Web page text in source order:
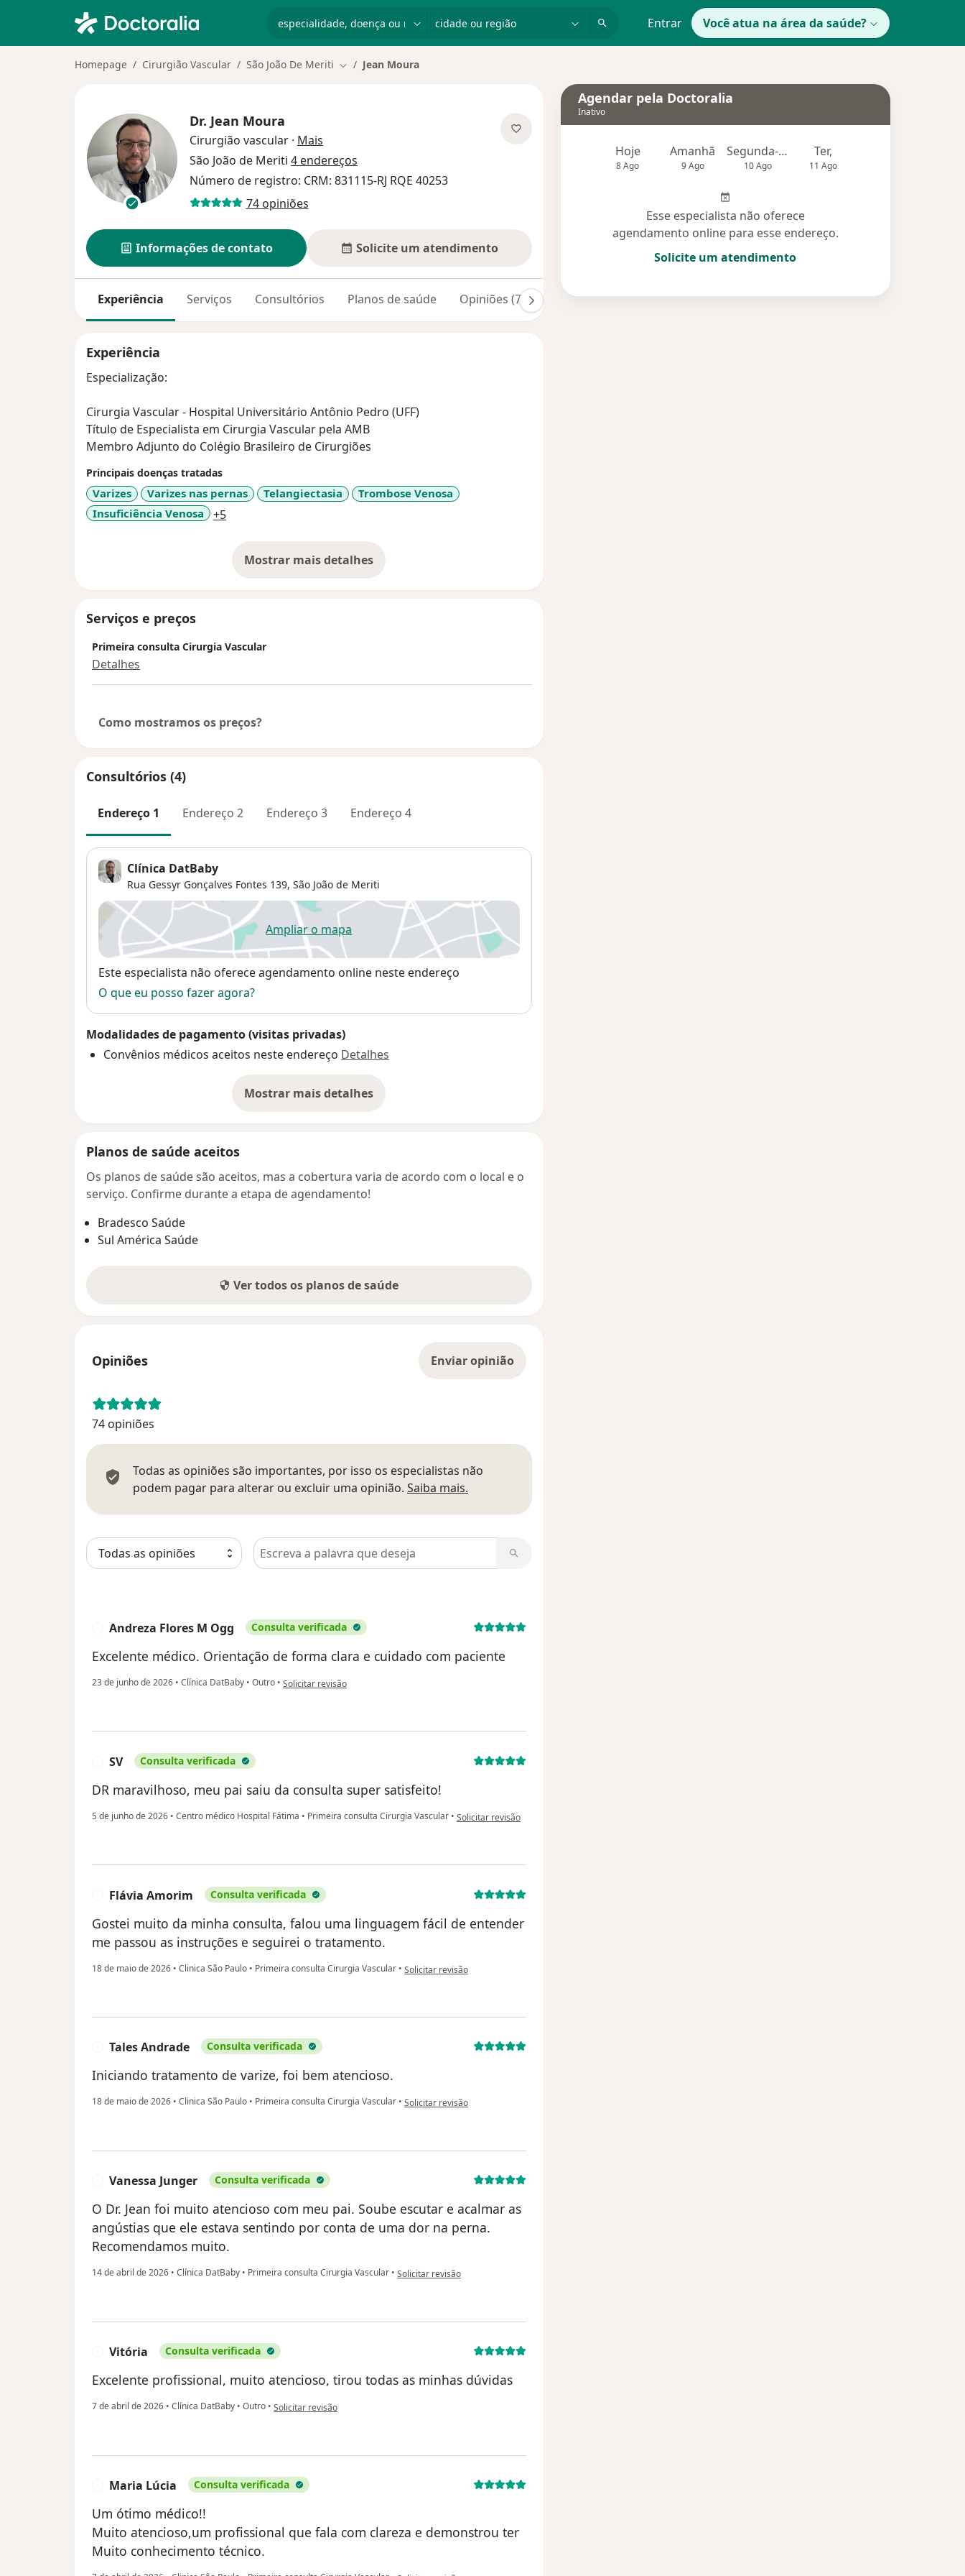
Entrar Você atua na área da saúde?
Homepage Cirurgião Vascular São João De Meriti Mudar de cidade
Jean Moura
Dr. Jean Moura
Cirurgião vascular · Mais
São João de Meriti 4 endereços
Número de registro: CRM: 831115-RJ RQE 40253
74 opiniões
Informações de contato Solicite um atendimento
Experiência Serviços Consultórios Planos de saúde Opiniões (74) Dúvidas respondidas (5)
Experiência
Especialização:
Cirurgia Vascular - Hospital Universitário Antônio Pedro (UFF)
Título de Especialista em Cirurgia Vascular pela AMB
Membro Adjunto do Colégio Brasileiro de Cirurgiões
Principais doenças tratadas
Varizes Varizes nas pernas Telangiectasia
Trombose Venosa
Insuficiência Venosa
+5a11y_sr_more_diseases
Mostrar mais detalhes
sobre a experiência
Serviços e preços
Primeira consulta Cirurgia Vascular
Detalhes
Como mostramos os preços?
Consultórios (4)
Endereço 1 Endereço 2 Endereço 3 Endereço 4
Clínica DatBaby
Rua Gessyr Gonçalves Fontes 139, São João de Meriti
Ampliar o mapaabre num novo separador
Disponibilidade
Este especialista não oferece agendamento online neste endereço
O que eu posso fazer agora?
Modalidades de pagamento (visitas privadas)
Convênios médicos aceitos neste endereço Detalhes
Mostrar mais detalhes
sobre o endereço
Planos de saúde aceitos
Os planos de saúde são aceitos, mas a cobertura varia de acordo com o local e o
serviço. Confirme durante a etapa de agendamento!
Bradesco Saúde
Sul América Saúde
Ver todos os planos de saúde
Opiniões Enviar opinião
74 opiniões
Todas as opiniões são importantes, por isso os especialistas não
podem pagar para alterar ou excluir uma opinião. Saiba mais.
Pesquisar em opiniões
Andreza Flores M Ogg Consulta verificada
Excelente médico. Orientação de forma clara e cuidado com paciente
23 de junho de 2026 • Clínica DatBaby • Outro • na opinião do utilizador Andreza Flores M Ogg
Solicitar revisão
SV Consulta verificada
DR maravilhoso, meu pai saiu da consulta super satisfeito!
5 de junho de 2026 • Centro médico Hospital Fátima • Primeira consulta Cirurgia Vascular • na opinião do utilizador SV
Solicitar revisão
Flávia Amorim Consulta verificada
Gostei muito da minha consulta, falou uma linguagem fácil de entender
me passou as instruções e seguirei o tratamento.
18 de maio de 2026 • Clinica São Paulo • Primeira consulta Cirurgia Vascular • na opinião do utilizador Flávia Amorim
Solicitar revisão
Tales Andrade Consulta verificada
Iniciando tratamento de varize, foi bem atencioso.
18 de maio de 2026 • Clinica São Paulo • Primeira consulta Cirurgia Vascular • na opinião do utilizador Tales Andrade
Solicitar revisão
Vanessa Junger Consulta verificada
O Dr. Jean foi muito atencioso com meu pai. Soube escutar e acalmar as
angústias que ele estava sentindo por conta de uma dor na perna.
Recomendamos muito.
14 de abril de 2026 • Clínica DatBaby • Primeira consulta Cirurgia Vascular • na opinião do utilizador Vanessa Junger
Solicitar revisão
Vitória Consulta verificada
Excelente profissional, muito atencioso, tirou todas as minhas dúvidas
7 de abril de 2026 • Clínica DatBaby • Outro • na opinião do utilizador Vitória
Solicitar revisão
Maria Lúcia Consulta verificada
Um ótimo médico!!
Muito atencioso,um profissional que fala com clareza e demonstrou ter
Muito conhecimento técnico.
Agendar pela Doctoralia
Inativo
Hoje
8 Ago
Amanhã
9 Ago
Segunda-feira
10 Ago
Ter,
11 Ago
Esse especialista não oferece
agendamento online para esse endereço.
Solicite um atendimento